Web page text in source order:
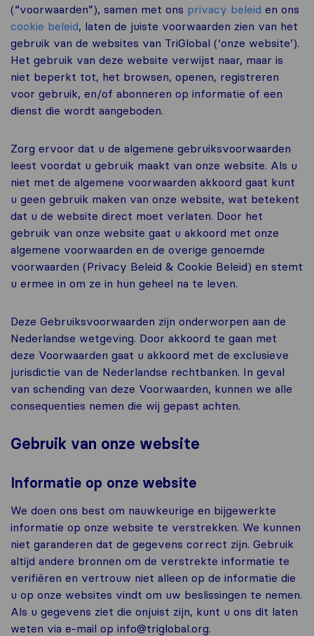
(“voorwaarden”), samen met ons privacy beleid en ons
cookie beleid, laten de juiste voorwaarden zien van het
gebruik van de websites van TriGlobal (‘onze website’).
Het gebruik van deze website verwijst naar, maar is
niet beperkt tot, het browsen, openen, registreren
voor gebruik, en/of abonneren op informatie of een
dienst die wordt aangeboden.
Zorg ervoor dat u de algemene gebruiksvoorwaarden
leest voordat u gebruik maakt van onze website. Als u
niet met de algemene voorwaarden akkoord gaat kunt
u geen gebruik maken van onze website, wat betekent
dat u de website direct moet verlaten. Door het
gebruik van onze website gaat u akkoord met onze
algemene voorwaarden en de overige genoemde
voorwaarden (Privacy Beleid & Cookie Beleid) en stemt
u ermee in om ze in hun geheel na te leven.
Deze Gebruiksvoorwaarden zijn onderworpen aan de
Nederlandse wetgeving. Door akkoord te gaan met
deze Voorwaarden gaat u akkoord met de exclusieve
jurisdictie van de Nederlandse rechtbanken. In geval
van schending van deze Voorwaarden, kunnen we alle
consequenties nemen die wij gepast achten.
Gebruik van onze website
Informatie op onze website
We doen ons best om nauwkeurige en bijgewerkte
informatie op onze website te verstrekken. We kunnen
niet garanderen dat de gegevens correct zijn. Gebruik
altijd andere bronnen om de verstrekte informatie te
verifiëren en vertrouw niet alleen op de informatie die
u op onze websites vindt om uw beslissingen te nemen.
Als u gegevens ziet die onjuist zijn, kunt u ons dit laten
weten via e-mail op info@triglobal.org.